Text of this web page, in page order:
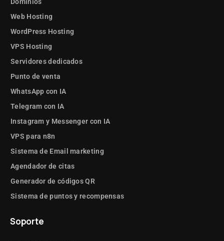
Dominios
Web Hosting
WordPress Hosting
VPS Hosting
Servidores dedicados
Punto de venta
WhatsApp con IA
Telegram con IA
Instagram y Messenger con IA
VPS para n8n
Sistema de Email marketing
Agendador de citas
Generador de códigos QR
Sistema de puntos y recompensas
Soporte